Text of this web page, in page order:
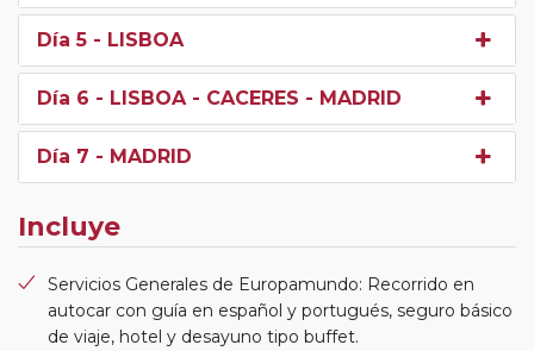
Día 5 - LISBOA
Día 6 - LISBOA - CACERES - MADRID
Día 7 - MADRID
Incluye
Servicios Generales de Europamundo: Recorrido en
autocar con guía en español y portugués, seguro básico
de viaje, hotel y desayuno tipo buffet.